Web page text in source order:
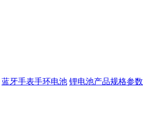
蓝牙手表手环电池 锂电池产品规格参数